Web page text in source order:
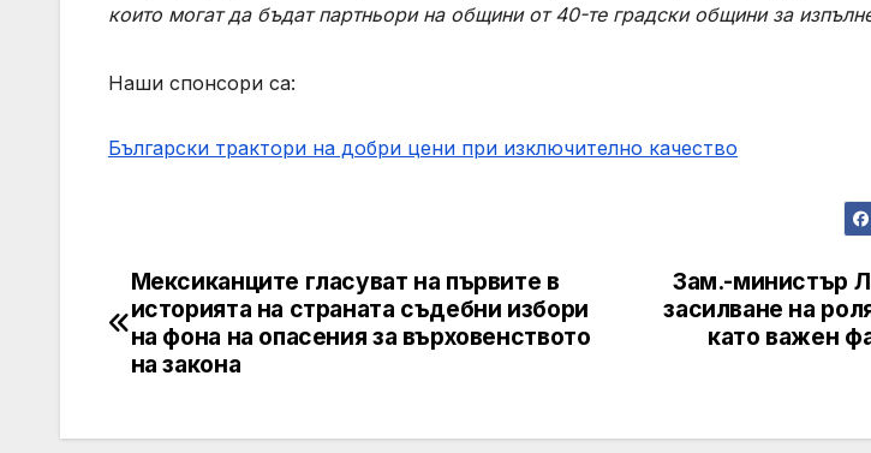
които могат да бъдат партньори на общини от 40-те градски общини за
Наши спонсори са:
Български трактори на добри цени при изключително качество
Post
navigation
Зам.-министър
засилване на
като важен
Мексиканците гласуват на първите в
историята на страната съдебни избори
на фона на опасения за върховенството
на закона